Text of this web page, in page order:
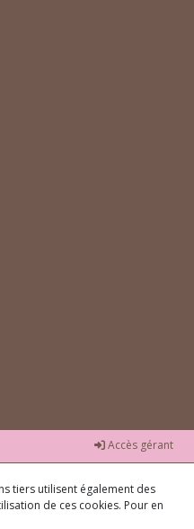
Accès gérant
tiers utilisent également des
de ces cookies. Pour en